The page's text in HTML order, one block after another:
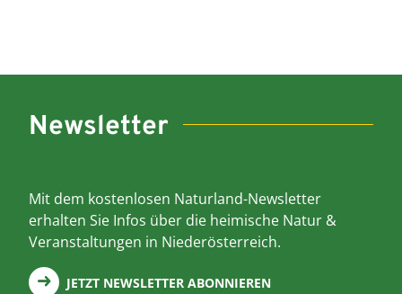
Newsletter
Mit dem kostenlosen Naturland-Newsletter
erhalten Sie Infos über die heimische Natur &
Veranstaltungen in Niederösterreich.
JETZT NEWSLETTER ABONNIEREN